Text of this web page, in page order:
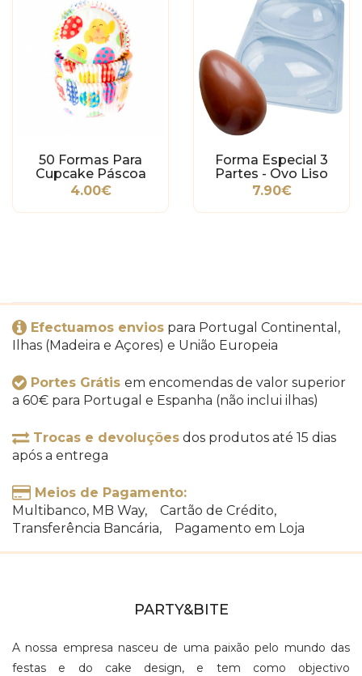
50 Formas Para
Cupcake Páscoa
4.00€
Forma Especial 3
Partes - Ovo Liso
750g
7.90€
Efectuamos envios para Portugal Continental,
Ilhas (Madeira e Açores) e União Europeia
Portes Grátis em encomendas de valor superior
a 60€ para Portugal e Espanha (não inclui ilhas)
Trocas e devoluções dos produtos até 15 dias
após a entrega
Meios de Pagamento:
Multibanco, MB Way, Cartão de Crédito,
Transferência Bancária, Pagamento em Loja
PARTY&BITE
A nossa empresa nasceu de uma paixão pelo mundo das
festas e do cake design, e tem como objectivo